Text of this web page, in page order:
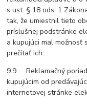
s ust. § 18 ods. 1
tak, že umiestnil tieto
príslušnej podstránke
a kupujúci mal možnosť
prečítať ich.
9.9. Reklamačný
kupujúcim od
internetovej stránke